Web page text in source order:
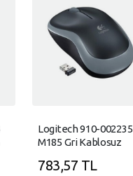
Logitech 910-002235
M185 Gri Kablosuz
Buton
783,57 TL